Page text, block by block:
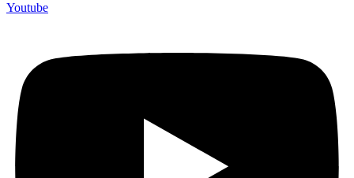
Youtube